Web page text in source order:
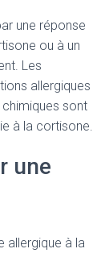
une réponse
ou à un
Les
allergiques
sont
à la cortisone.
une
allergique à la